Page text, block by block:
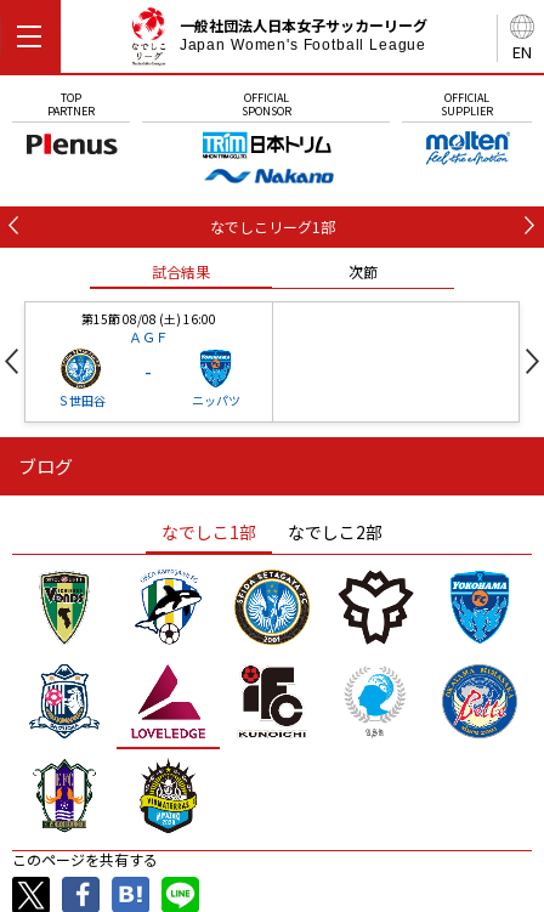
EN
一般社団法人日本女子サッカーリーグ
Japan Women's Football League
TOP
PARTNER
OFFICIAL
SPONSOR
OFFICIAL
SUPPLIER
なでしこリーグ1部
試合結果 次節
第15節 08/08 (土) 16:00
ＡＧＦ
Ｓ世田谷
-
ニッパツ
ニッパツ
ニッパツ 名古屋
石人の星
静岡 愛媛Ｌ
ブログ
なでしこ1部 なでしこ2部
このページを共有する